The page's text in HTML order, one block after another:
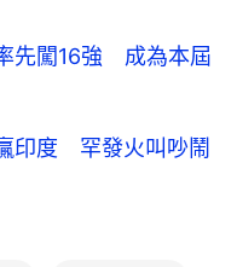
先闖16強 成為本屆
印度 罕發火叫吵鬧